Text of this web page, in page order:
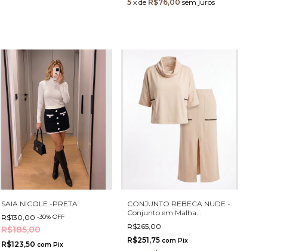
5 x de R$76,00 sem juros
SAIA NICOLE -PRETA
R$130,00 -30% OFF
R$185,00
R$123,50 com Pix
CONJUNTO REBECA NUDE -
Conjunto em Malha
Moletinho de Saia Midi Forrada
com Fenda Frontal e Blusa
R$265,00
R$251,75 com Pix